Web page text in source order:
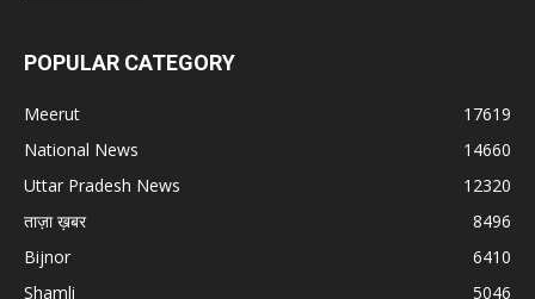
POPULAR CATEGORY
Meerut
17619
National News
14660
Uttar Pradesh News
12320
ताज़ा ख़बर
8496
Bijnor
6410
Shamli
5046